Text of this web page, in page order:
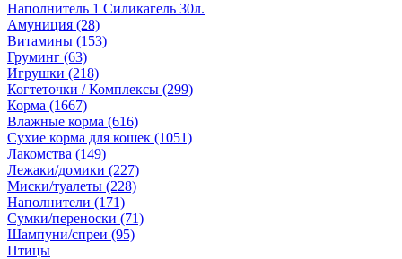
Наполнитель 1 Силикагель 30л.
Амуниция (28)
Витамины (153)
Груминг (63)
Игрушки (218)
Когтеточки / Комплексы (299)
Корма (1667)
Влажные корма (616)
Сухие корма для кошек (1051)
Лакомства (149)
Лежаки/домики (227)
Миски/туалеты (228)
Наполнители (171)
Сумки/переноски (71)
Шампуни/спреи (95)
Птицы